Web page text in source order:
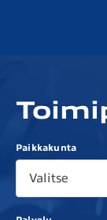
Paikkakunta
Valitse